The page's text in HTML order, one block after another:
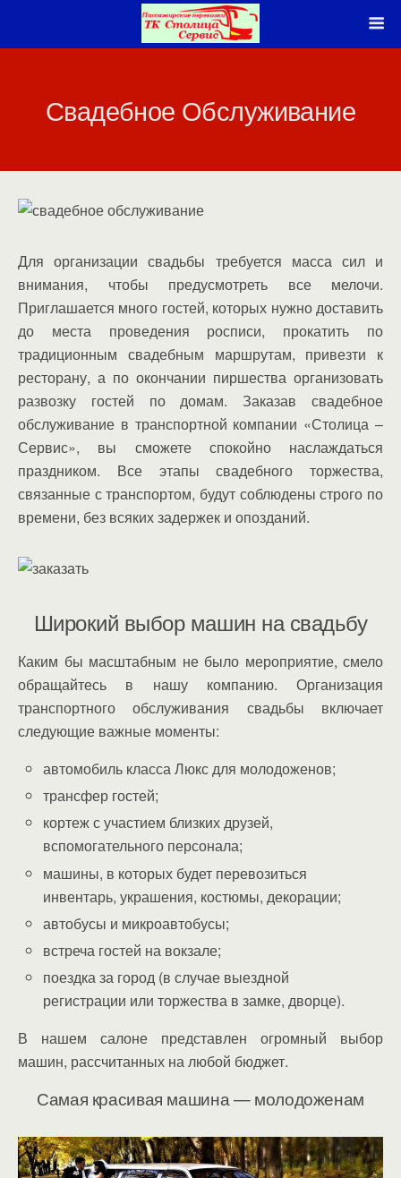
Свадебное Обслуживание
Для организации свадьбы требуется масса сил и
внимания, чтобы предусмотреть все мелочи.
Приглашается много гостей, которых нужно доставить
до места проведения росписи, прокатить по
традиционным свадебным маршрутам, привезти к
ресторану, а по окончании пиршества организовать
развозку гостей по домам. Заказав свадебное
обслуживание в транспортной компании «Столица –
Сервис», вы сможете спокойно наслаждаться
праздником. Все этапы свадебного торжества,
связанные с транспортом, будут соблюдены строго по
времени, без всяких задержек и опозданий.
Широкий выбор машин на свадьбу
Каким бы масштабным не было мероприятие, смело
обращайтесь в нашу компанию. Организация
транспортного обслуживания свадьбы включает
следующие важные моменты:
автомобиль класса Люкс для молодоженов;
трансфер гостей;
кортеж с участием близких друзей,
вспомогательного персонала;
машины, в которых будет перевозиться
инвентарь, украшения, костюмы, декорации;
автобусы и микроавтобусы;
встреча гостей на вокзале;
поездка за город (в случае выездной
регистрации или торжества в замке, дворце).
В нашем салоне представлен огромный выбор
машин, рассчитанных на любой бюджет.
Самая красивая машина — молодоженам